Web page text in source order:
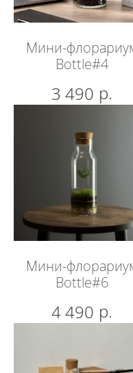
Мини-
Bottle#4
3 490 р.
Мини-
Bottle#6
4 490 р.
флорариум под ваш
и предпочтения.
Мы стремимся к
подходу к каждому
все пожелания наших
Наше производство
множество
и бутылочек, растений
и наполнения.
Мы уверены, что
для вас любой
пожелаете.
компании
на бутылки и колбы